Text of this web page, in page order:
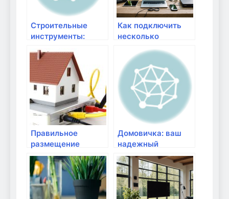
Строительные
инструменты:
надежность от
instruments-nn.ru
Как подключить
несколько
дачному роутеру
без потери
скорости
Правильное
размещение
антенн устройств
Wi-Fi сети
Домовичка: ваш
надежный
помощник в
выборе мебели для
дома